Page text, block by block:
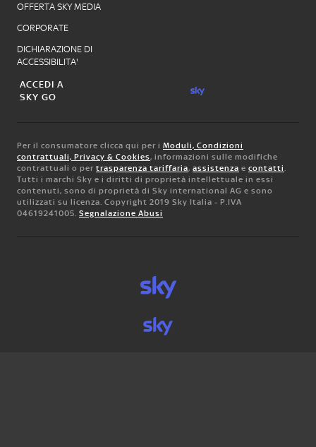
OFFERTA SKY MEDIA
CORPORATE
DICHIARAZIONE DI
ACCESSIBILITA'
ACCEDI A
SKY GO
Per il consumatore clicca qui per i Moduli, Condizioni
contrattuali, Privacy & Cookies, informazioni sulle modifiche
contrattuali o per trasparenza tariffaria, assistenza e contatti.
Tutti i marchi Sky e i diritti di proprietà intellettuale in essi
contenuti, sono di proprietà di Sky international AG e sono
utilizzati su licenza. Copyright 2019 Sky Italia - P.IVA
04619241005. Segnalazione Abusi